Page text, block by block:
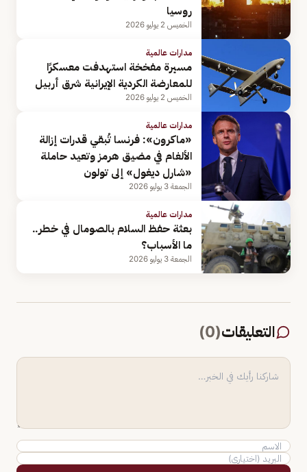
روسيا
الخميس 2 يوليو 2026
مدارات عالمية
مسيرة مفخخة استهدفت معسكرًا
للمعارضة الكردية الإيرانية شرق أربيل
الخميس 2 يوليو 2026
مدارات عالمية
«ماكرون»: فرنسا تُبقي قدرات إزالة
الألغام في مضيق هرمز وتعيد حاملة
«شارل ديغول» إلى تولون
الجمعة 3 يوليو 2026
مدارات عالمية
بعثة حفظ السلام بالصومال في خطر..
ما الأسباب؟
الجمعة 3 يوليو 2026
التعليقات(
0
)